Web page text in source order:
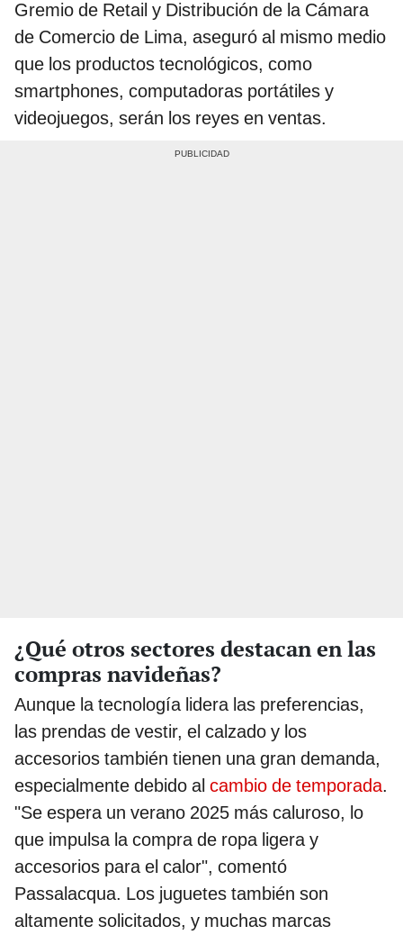
Gremio de Retail y Distribución de la Cámara
de Comercio de Lima, aseguró al mismo medio
que los productos tecnológicos, como
smartphones, computadoras portátiles y
videojuegos, serán los reyes en ventas.
¿Qué otros sectores destacan en las
compras navideñas?
Aunque la tecnología lidera las preferencias,
las prendas de vestir, el calzado y los
accesorios también tienen una gran demanda,
especialmente debido al cambio de temporada.
"Se espera un verano 2025 más caluroso, lo
que impulsa la compra de ropa ligera y
accesorios para el calor", comentó
Passalacqua. Los juguetes también son
altamente solicitados, y muchas marcas